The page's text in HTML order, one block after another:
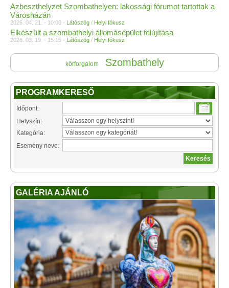
Azbeszthelyzet Szombathelyen: lakossági fórumot tartottak a
Városházán
2026. 04. 21. - 10:00 - Látószög / Helyi fókusz
Elkészült a szombathelyi állomásépület felújítása
2026. 03. 19. - 15:15 - Látószög / Helyi fókusz
körforgalom Szombathely
PROGRAMKERESŐ
Időpont:
Helyszín:
Kategória:
Esemény neve:
GALÉRIA AJÁNLÓ